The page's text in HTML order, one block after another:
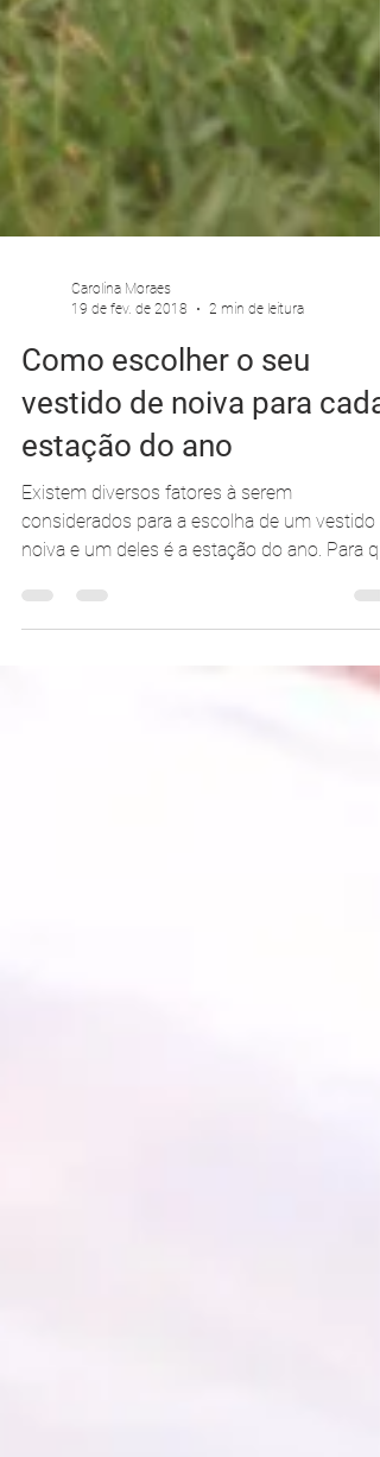
Carolina Moraes
2 min de leitura
Como escolher o seu
vestido de noiva para cada
estação do ano
Existem diversos fatores à serem
considerados para a escolha de um vestido
noiva e um deles é a estação do ano. Para